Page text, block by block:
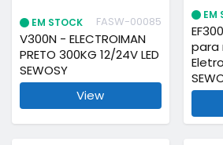
EM STOCK FASW-00085
V300N - ELECTROIMAN
PRETO 300KG 12/24V LED
SEWOSY
View
EM
para